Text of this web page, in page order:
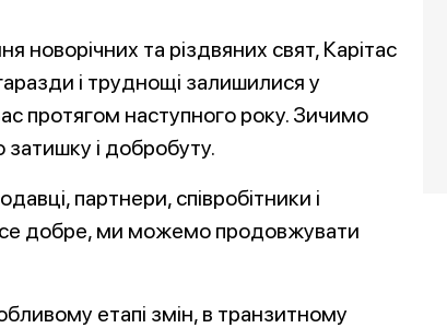
новорічних та різдвяних свят, Карітас
і труднощі залишилися у
протягом наступного року. Зичимо
затишку і добробуту.
партнери, співробітники і
добре, ми можемо продовжувати
етапі змін, в транзитному